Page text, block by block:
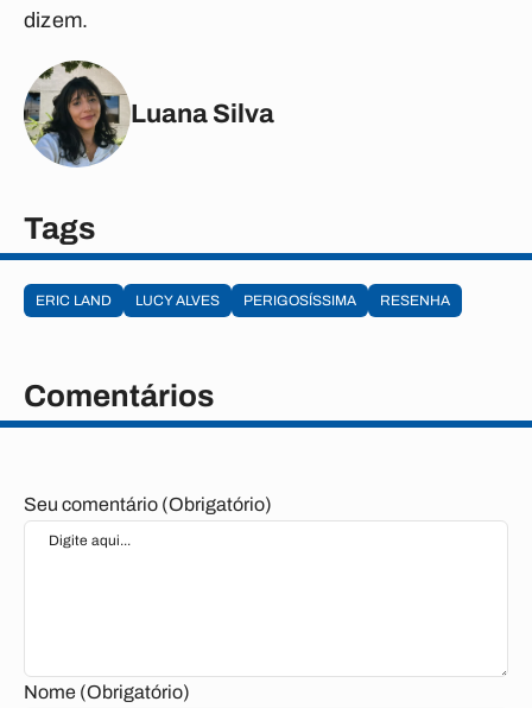
dizem.
Luana Silva
Tags
ERIC LAND LUCY ALVES PERIGOSÍSSIMA RESENHA
Comentários
Seu comentário (Obrigatório)
Nome (Obrigatório)